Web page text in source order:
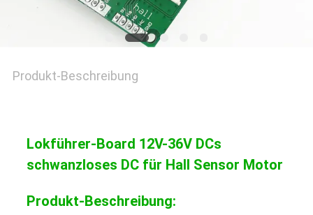
Produkt-Beschreibung
Lokführer-Board 12V-36V DCs
schwanzloses DC für Hall Sensor Motor
Produkt-Beschreibung: